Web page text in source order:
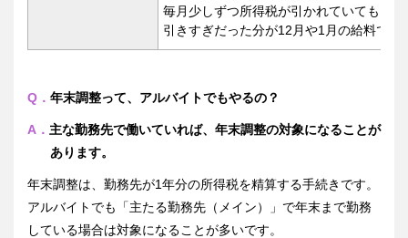
毎月少しずつ所得税が引かれていても、1
引きすぎだった分が12月や1月の給料で戻
Q． 年末調整って、アルバイトでもやるの？
A． 主な勤務先で働いていれば、年末調整の対象になることが
あります。
年末調整は、勤務先が1年分の所得税を精算する手続きです。
アルバイトでも「主たる勤務先（メイン）」で年末まで勤務
している場合は対象になることが多いです。